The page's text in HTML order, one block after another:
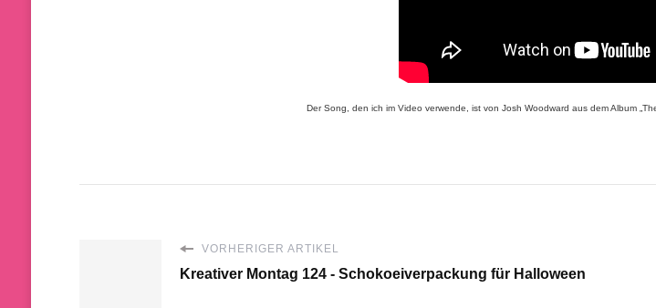
Der Song, den ich im Video verwende, ist von Josh Woodward aus dem Album
VORHERIGER ARTIKEL
Kreativer Montag 124 - Schokoeiverpackung für Halloween